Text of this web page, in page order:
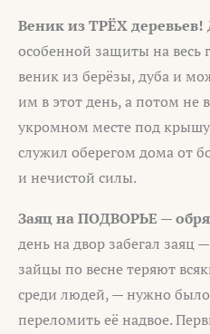
Веник из ТРЁХ деревьев!
особенной защиты на весь
веник из берёзы, дуба и
им в этот день, а потом не
укромном месте под
служил оберегом дома от
и нечистой силы.
Заяц на ПОДВОРЬЕ —
день на двор забегал заяц
зайцы по весне теряют
среди людей, — нужно
переломить её надвое.